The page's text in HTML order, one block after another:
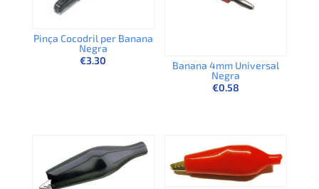
Pinça Cocodril per Banana
Negra
€3.30
Banana 4mm Universal
Negra
€0.58